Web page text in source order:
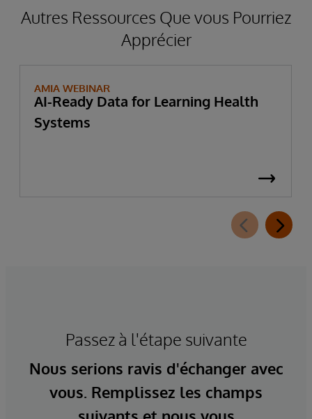
Autres Ressources Que vous Pourriez
Apprécier
AMIA WEBINAR
AI-Ready Data for Learning Health
Systems
Passez à l'étape suivante
Nous serions ravis d'échanger avec
vous. Remplissez les champs